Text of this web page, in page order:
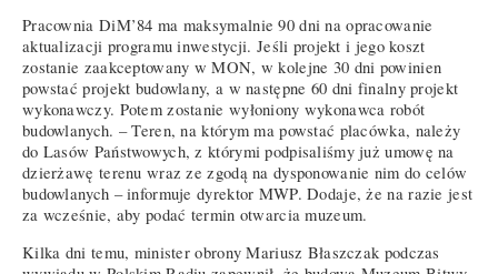
Pracownia DiM’84 ma maksymalnie 90 dni na opracowanie
aktualizacji programu inwestycji. Jeśli projekt i jego koszt
zostanie zaakceptowany w MON, w kolejne 30 dni powinien
powstać projekt budowlany, a w następne 60 dni finalny projekt
wykonawczy. Potem zostanie wyłoniony wykonawca robót
budowlanych. – Teren, na którym ma powstać placówka, należy
do Lasów Państwowych, z którymi podpisaliśmy już umowę na
dzierżawę terenu wraz ze zgodą na dysponowanie nim do celów
budowlanych – informuje dyrektor MWP. Dodaje, że na razie jest
za wcześnie, aby podać termin otwarcia muzeum.
Kilka dni temu, minister obrony Mariusz Błaszczak podczas